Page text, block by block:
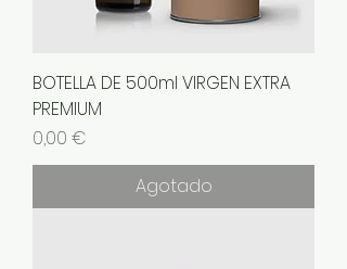
BOTELLA DE 500ml VIRGEN EXTRA
PREMIUM
Precio
0,00 €
Agotado